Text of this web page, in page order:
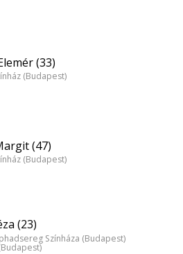
(33)
(Budapest)
(47)
(Budapest)
(23)
Színháza (Budapest)